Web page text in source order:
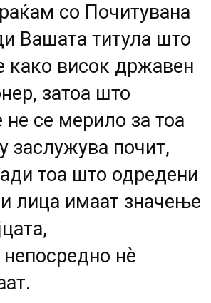
со Почитувана
Вашата титула што
како висок државен
затоа што
не се мерило за тоа
заслужува почит,
тоа што одредени
лица имаат значење
непосредно нè